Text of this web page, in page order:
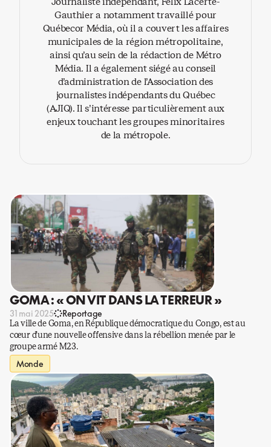
Gauthier a notamment travaillé pour
Québecor Média, où il a couvert les affaires
municipales de la région métropolitaine,
ainsi qu’au sein de la rédaction de Métro
Média. Il a également siégé au conseil
d’administration de l’Association des
journalistes indépendants du Québec
(AJIQ). Il s’intéresse particulièrement aux
enjeux touchant les groupes minoritaires
de la métropole.
GOMA : « ON VIT DANS LA TERREUR »
31 mai 2025 Reportage
La ville de Goma, en République démocratique du Congo, est au
cœur d’une nouvelle offensive dans la rébellion menée par le
groupe armé M23.
Monde